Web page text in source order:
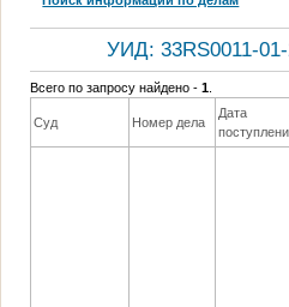
УИД: 33RS0011-
Всего по запросу найдено -1
Суд Номер дела
Дата